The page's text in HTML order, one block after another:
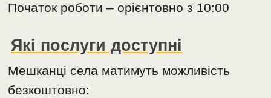
Початок роботи – орієнтовно з 10:00
Які послуги доступні
Мешканці села матимуть можливість
безкоштовно: